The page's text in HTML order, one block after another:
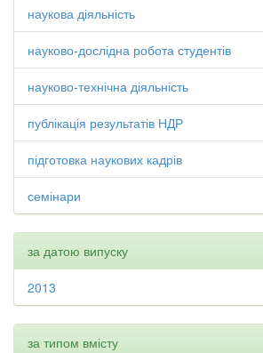
наукова діяльність
науково-дослідна робота студентів
науково-технічна діяльність
публікація результатів НДР
підготовка наукових кадрів
семінари
за датою випуску
2013
за типом вмісту